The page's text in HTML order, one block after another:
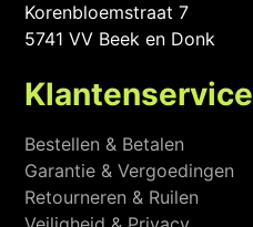
Korenbloemstraat 7
5741 VV Beek en Donk
Klantenservice
Bestellen & Betalen
Garantie & Vergoedingen
Retourneren & Ruilen